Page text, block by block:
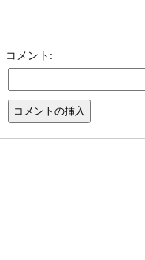
コメント: